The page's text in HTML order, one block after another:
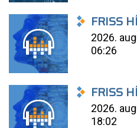
FRISS
2026.
06:26
FRISS
2026.
18:02